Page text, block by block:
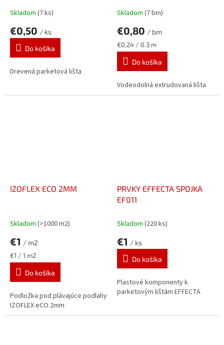
Skladom (7 ks)
€0,50 / ks
Do košíka
Drevená parketová lišta
Skladom (7 bm)
€0,80 / bm
Jednotková
cena:
€0,24 / 0.3 m
Do košíka
Vodeodolná extrudovaná lišta
IZOFLEX ECO 2MM
Skladom (>1000 m2)
€1 / m2
Jednotková
cena:
€1 / 1 m2
Do košíka
Podložka pod plávajúce podlahy
IZOFLEX eCO 2mm
PRVKY EFFECTA SPOJKA
EF011
Skladom (220 ks)
€1 / ks
Do košíka
Plastové komponenty k
parketovým lištám EFFECTA